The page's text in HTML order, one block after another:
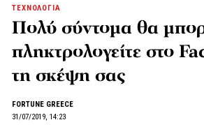
ΤΕΧΝΟΛΟΓΙΑ
Πολύ σύντομα θα
πληκτρολογείτε στο
τη σκέψη σας
FORTUNE GREECE
31/07/2019, 14:23